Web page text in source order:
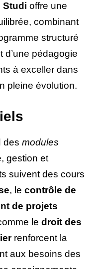
Studi offre une
combinant
structuré
d’une pédagogie
à exceller dans
pleine évolution.
des modules
gestion et
suivent des cours
, le contrôle de
de projets
le droit des
renforcent la
aux besoins des